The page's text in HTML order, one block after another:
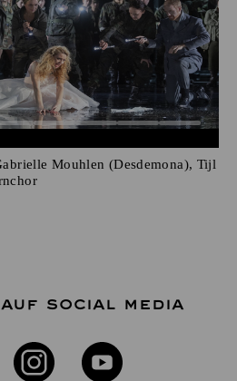
Mouhlen (Desdemona), Tijl
SOCIAL MEDIA